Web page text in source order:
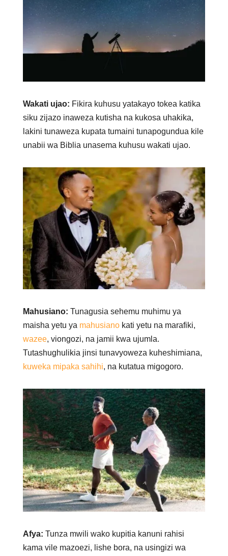
Wakati ujao: Fikira kuhusu yatakayo tokea katika
siku zijazo inaweza kutisha na kukosa uhakika,
lakini tunaweza kupata tumaini tunapogundua kile
unabii wa Biblia unasema kuhusu wakati ujao.
Mahusiano: Tunagusia sehemu muhimu ya
maisha yetu ya mahusianokati yetu na marafiki,
wazee, viongozi, na jamii kwa ujumla.
Tutashughulikia jinsi tunavyoweza kuheshimiana,
kuweka mipaka sahihi, na kutatua migogoro.
Afya: Tunza mwili wako kupitia kanuni rahisi
kama vile mazoezi, lishe bora, na usingizi wa